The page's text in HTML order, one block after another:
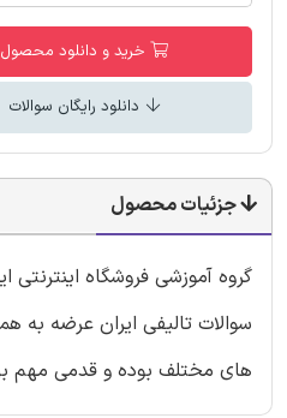
خرید و دانلود محصول
دانلود رایگان سوالات
جزئیات محصول
گروه آموزشی فروشگاه
سوالات تالیفی ایران عرضه به
های مختلف بوده و قدمی مهم